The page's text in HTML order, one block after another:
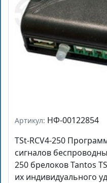
Артикул: НФ-00122854
TSt-RCV4-250
сигналов
250 брелоков Tantos
их индивидуального